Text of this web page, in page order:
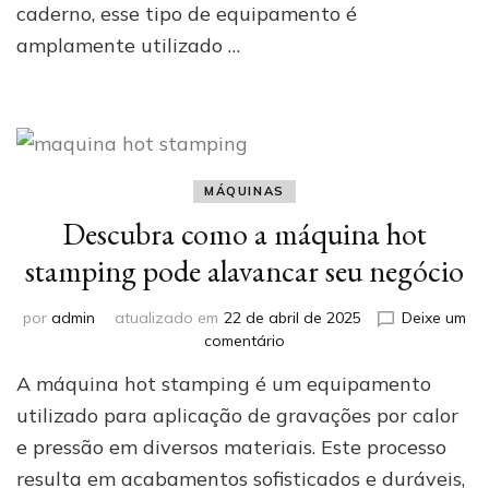
ser
caderno, esse tipo de equipamento é
amplamente utilizado …
MÁQUINAS
Descubra como a máquina hot
stamping pode alavancar seu negócio
por admin atualizado em 22 de abril de 2025
Deixe um
comentário
como
a
máquina
hot
stamping
A máquina hot stamping é um equipamento
utilizado para aplicação de gravações por calor
e pressão em diversos materiais. Este processo
resulta em acabamentos sofisticados e duráveis,